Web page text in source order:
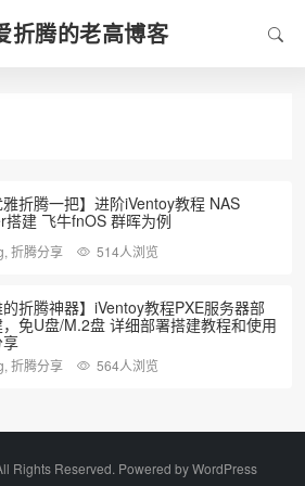
折腾的老高博客
雅折腾一把】进阶iVentoy教程 NAS
搭建 飞牛fnOS 群晖为例
, 折腾分享 514人浏览
的折腾神器】iVentoy教程PXE服务器部
免U盘/M.2盘 详细部署搭建教程和使用
, 折腾分享 564人浏览
Rights Reserved. Powered byWordPress